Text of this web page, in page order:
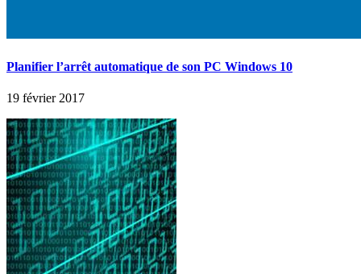
Planifier l’arrêt automatique de son PC Windows 10
19 février 2017